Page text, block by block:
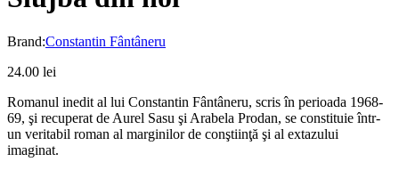
Brand:Constantin Fântâneru
24.00 lei
Romanul inedit al lui Constantin Fântâneru, scris în perioada 1968-
69, şi recuperat de Aurel Sasu şi Arabela Prodan, se constituie într-
un veritabil roman al marginilor de conştiinţă şi al extazului
imaginat.